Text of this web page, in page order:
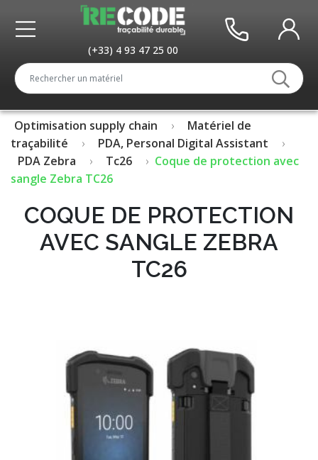
(+33) 4 93 47 25 00
Optimisation supply chain
Matériel de
traçabilité
PDA, Personal Digital Assistant
PDA Zebra
Tc26
Coque de protection avec
sangle Zebra TC26
COQUE DE PROTECTION
AVEC SANGLE ZEBRA
TC26